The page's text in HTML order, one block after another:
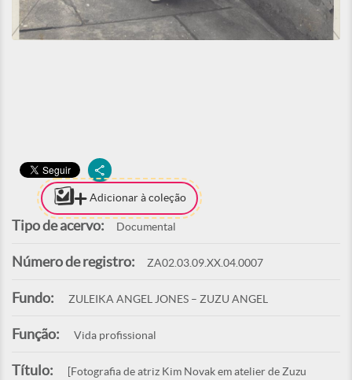
Adicionar à coleção
Tipo de acervo: Documental
Número de registro: ZA02.03.09.XX.04.0007
Fundo: ZULEIKA ANGEL JONES – ZUZU ANGEL
Função: Vida profissional
Título:
[Fotografia de atriz Kim Novak em atelier de Zuzu